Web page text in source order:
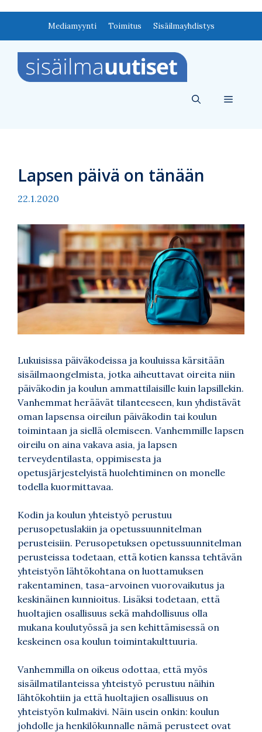
Mediamyynti Toimitus Sisäilmayhdistys
Valikko
Lapsen päivä on tänään
22.1.2020
Lukuisissa päiväkodeissa ja kouluissa kärsitään
sisäilmaongelmista, jotka aiheuttavat oireita niin
päiväkodin ja koulun ammattilaisille kuin lapsillekin.
Vanhemmat heräävät tilanteeseen, kun yhdistävät
oman lapsensa oireilun päiväkodin tai koulun
toimintaan ja siellä olemiseen. Vanhemmille lapsen
oireilu on aina vakava asia, ja lapsen
terveydentilasta, oppimisesta ja
opetusjärjestelyistä huolehtiminen on monelle
todella kuormittavaa.
Kodin ja koulun yhteistyö perustuu
perusopetuslakiin ja opetussuunnitelman
perusteisiin. Perusopetuksen opetussuunnitelman
perusteissa todetaan, että kotien kanssa tehtävän
yhteistyön lähtökohtana on luottamuksen
rakentaminen, tasa-arvoinen vuorovaikutus ja
keskinäinen kunnioitus. Lisäksi todetaan, että
huoltajien osallisuus sekä mahdollisuus olla
mukana koulutyössä ja sen kehittämisessä on
keskeinen osa koulun toimintakulttuuria.
Vanhemmilla on oikeus odottaa, että myös
sisäilmatilanteissa yhteistyö perustuu näihin
lähtökohtiin ja että huoltajien osallisuus on
yhteistyön kulmakivi. Näin usein onkin: koulun
johdolle ja henkilökunnalle nämä perusteet ovat